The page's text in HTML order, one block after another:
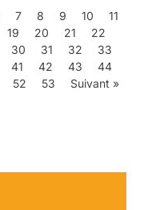
7 8 9 10
11
19 20 21
22
30 31 32
33
41 42 43
44
52 53 Suivant »